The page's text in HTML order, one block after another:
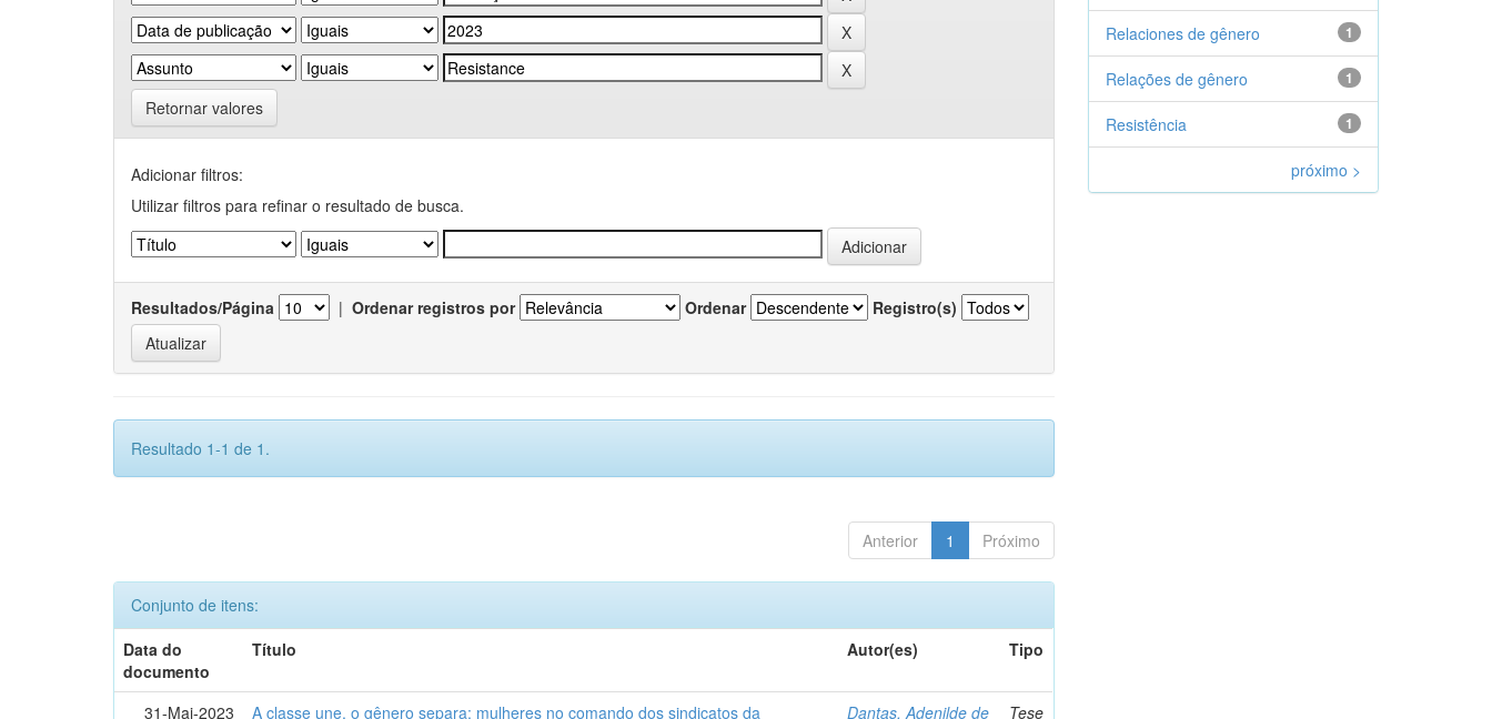
Retornar valores
Adicionar filtros:
Utilizar filtros para refinar o resultado de busca.
Resultados/Página | Ordenar registros por Ordenar Registro(s)
Resultado 1-1 de 1.
Anterior 1 Próximo
Conjunto de itens:
Data do
documento
Título Autor(es) Tipo
31-Mai-2023 A classe une, o gênero separa: mulheres no comando dos sindicatos da Dantas, Adenilde de Tese
1
Relaciones de gênero
1
Relações de gênero
1
Resistência
próximo >